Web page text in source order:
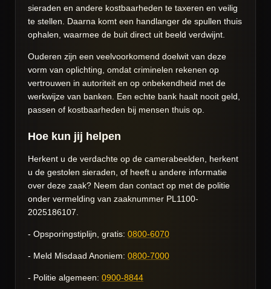
sieraden en andere kostbaarheden te taxeren en veilig
te stellen. Daarna komt een handlanger de spullen thuis
ophalen, waarmee de buit direct uit beeld verdwijnt.
Ouderen zijn een veelvoorkomend doelwit van deze
vorm van oplichting, omdat criminelen rekenen op
vertrouwen in autoriteit en op onbekendheid met de
werkwijze van banken. Een echte bank haalt nooit geld,
passen of kostbaarheden bij mensen thuis op.
Hoe kun jij helpen
Herkent u de verdachte op de camerabeelden, herkent
u de gestolen sieraden, of heeft u andere informatie
over deze zaak? Neem dan contact op met de politie
onder vermelding van zaaknummer PL1100-
2025186107.
- Opsporingstiplijn, gratis: 0800-6070
- Meld Misdaad Anoniem: 0800-7000
- Politie algemeen: 0900-8844